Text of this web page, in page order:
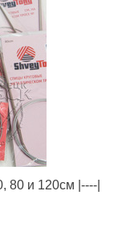
80 и 120см |----|